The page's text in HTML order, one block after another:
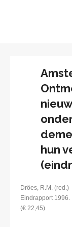
hun
Dröes, R.M. (red.)
Eindrapport 1996.
(€ 22,45)